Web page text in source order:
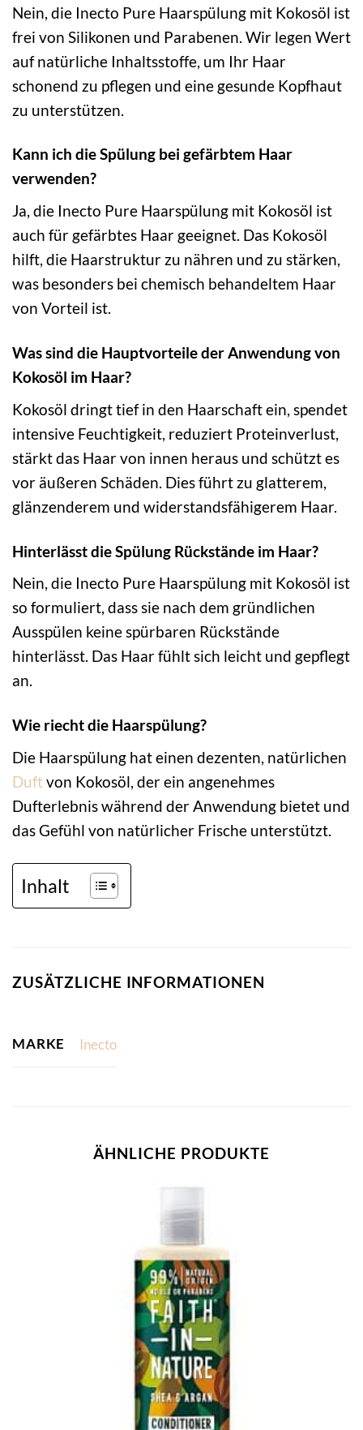
Nein, die Inecto Pure Haarspülung mit Kokosöl ist
frei von Silikonen und Parabenen. Wir legen Wert
auf natürliche Inhaltsstoffe, um Ihr Haar
schonend zu pflegen und eine gesunde Kopfhaut
zu unterstützen.
Kann ich die Spülung bei gefärbtem Haar
verwenden?
Ja, die Inecto Pure Haarspülung mit Kokosöl ist
auch für gefärbtes Haar geeignet. Das Kokosöl
hilft, die Haarstruktur zu nähren und zu stärken,
was besonders bei chemisch behandeltem Haar
von Vorteil ist.
Was sind die Hauptvorteile der Anwendung von
Kokosöl im Haar?
Kokosöl dringt tief in den Haarschaft ein, spendet
intensive Feuchtigkeit, reduziert Proteinverlust,
stärkt das Haar von innen heraus und schützt es
vor äußeren Schäden. Dies führt zu glatterem,
glänzenderem und widerstandsfähigerem Haar.
Hinterlässt die Spülung Rückstände im Haar?
Nein, die Inecto Pure Haarspülung mit Kokosöl ist
so formuliert, dass sie nach dem gründlichen
Ausspülen keine spürbaren Rückstände
hinterlässt. Das Haar fühlt sich leicht und gepflegt
an.
Wie riecht die Haarspülung?
Die Haarspülung hat einen dezenten, natürlichen
Duftvon Kokosöl, der ein angenehmes
Dufterlebnis während der Anwendung bietet und
das Gefühl von natürlicher Frische unterstützt.
Inhalt
ZUSÄTZLICHE INFORMATIONEN
MARKE Inecto
ÄHNLICHE PRODUKTE